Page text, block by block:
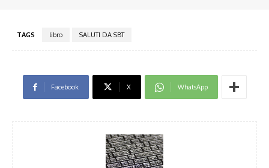
TAGS libro SALUTI DA SBT
Facebook X WhatsApp